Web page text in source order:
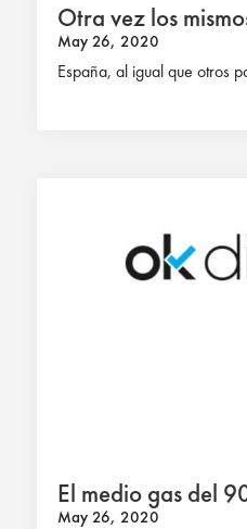
Otra vez los
May 26, 2020
España, al igual que otros
El medio gas del
May 26, 2020